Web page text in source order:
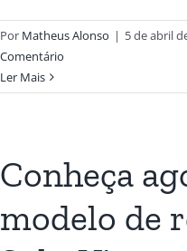
Por Matheus Alonso | 5 de abril
Comentário
Ler Mais
Conheça
modelo de